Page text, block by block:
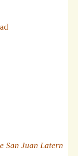
San Juan Latern